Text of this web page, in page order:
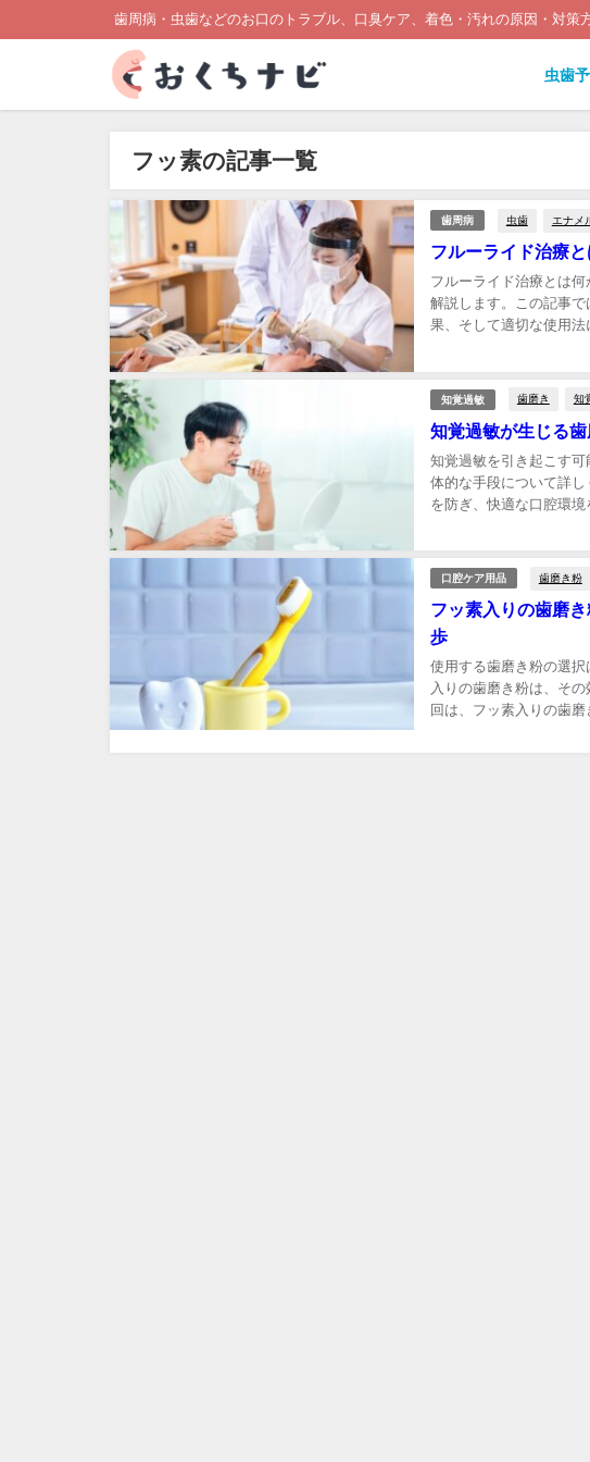
歯周病・虫歯などのお口のトラブル、口臭ケア、着色・汚れの原因・対策
虫歯
フッ素の記事一覧
歯周病 虫歯 エナメ
フルーライド治療
フルーライド治療とは
解説します。この記事
果、そして適切な使用
知覚過敏 歯磨き 知
知覚過敏が生じる
知覚過敏を引き起こす
体的な手段について詳
を防ぎ、快適な口腔環境
口腔ケア用品 歯磨き粉
フッ素入りの歯磨
歩
使用する歯磨き粉の選
入りの歯磨き粉は、そ
回は、フッ素入りの歯